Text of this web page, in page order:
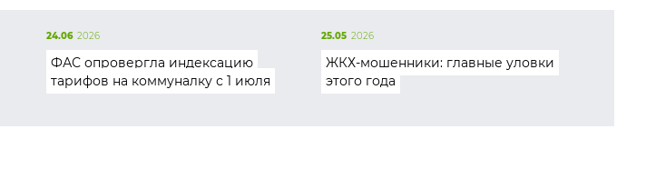
24.06 2026
ФАС опровергла индексацию
тарифов на коммуналку с 1 июля
25.05 2026
ЖКХ-мошенники: главные уловки
этого года